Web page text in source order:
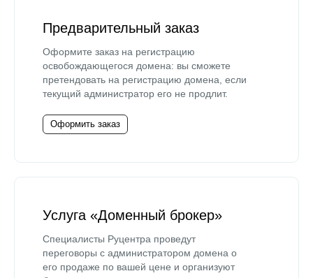
Предварительный заказ
Оформите заказ на регистрацию
освобождающегося домена: вы сможете
претендовать на регистрацию домена, если
текущий администратор его не продлит.
Оформить заказ
Услуга «Доменный брокер»
Специалисты Руцентра проведут
переговоры с администратором домена о
его продаже по вашей цене и организуют